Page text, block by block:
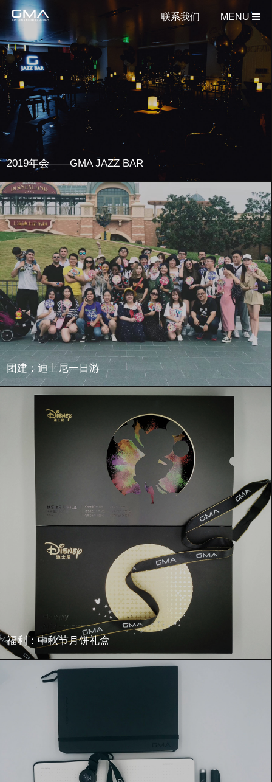
联系我们 MENU
2019年会——GMA JAZZ BAR
团建：迪士尼一日游
福利：中秋节月饼礼盒